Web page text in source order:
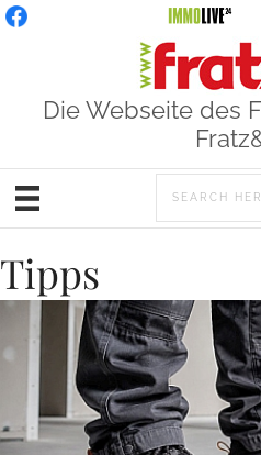
Die Webseite des
Tipps